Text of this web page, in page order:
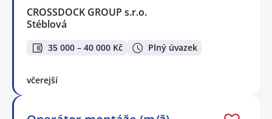
CROSSDOCK GROUP s.r.o.
Stéblová
35 000 – 40 000 Kč Plný úvazek
včerejší